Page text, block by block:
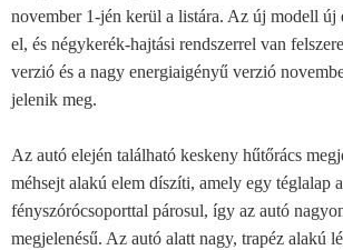
november 1-jén kerül a listára. Az új modell új
el, és négykerék-hajtási rendszerrel van
verzió és a nagy energiaigényű verzió
jelenik meg.
Az autó elején található keskeny hűtőrács
méhsejt alakú elem díszíti, amely egy téglalap
fényszórócsoporttal párosul, így az autó
megjelenésű. Az autó alatt nagy, trapéz alakú